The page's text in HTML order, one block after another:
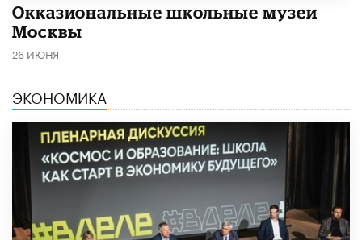
​Окказиональные школьные музеи
Москвы
26 ИЮНЯ
ЭКОНОМИКА